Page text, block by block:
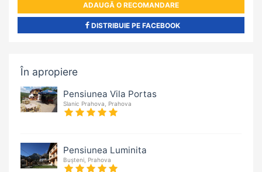
ADAUGĂ O RECOMANDARE
DISTRIBUIE PE FACEBOOK
În apropiere
Pensiunea Vila Portas
Slanic Prahova, Prahova
Pensiunea Luminita
Bușteni, Prahova